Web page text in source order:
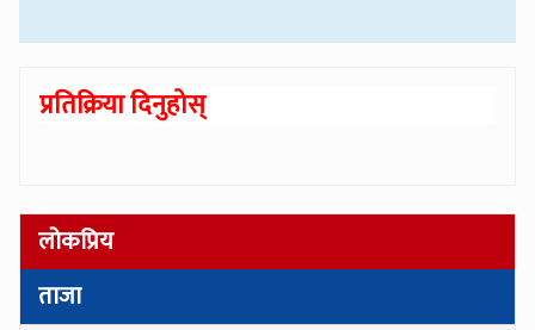
प्रतिक्रिया दिनुहोस्
लोकप्रिय
ताजा